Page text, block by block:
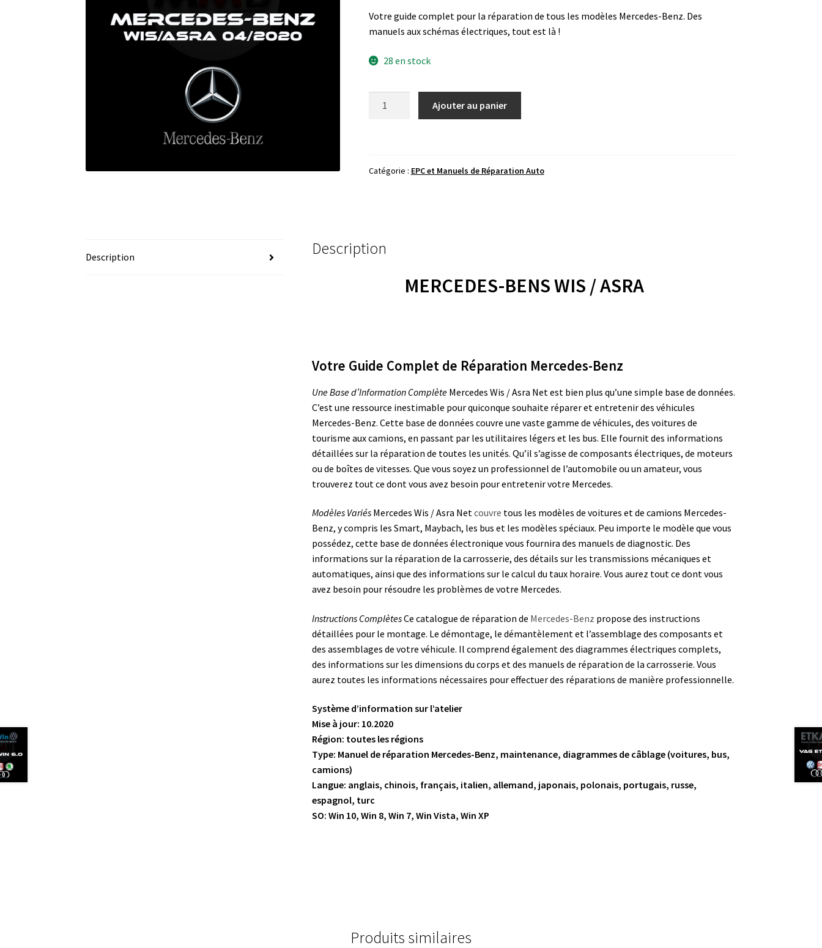
Votre guide complet pour la réparation de tous les modèles Mercedes-Benz. Des
manuels aux schémas électriques, tout est là !
28 en stock
/
Ajouter au panier
Catégorie : EPC et Manuels de Réparation Auto
Description Description
MERCEDES-BENS WIS / ASRA
Votre Guide Complet de Réparation Mercedes-Benz
Une Base d’Information Complète Mercedes Wis / Asra Net est bien plus qu’une simple base de données.
C’est une ressource inestimable pour quiconque souhaite réparer et entretenir des véhicules
Mercedes-Benz. Cette base de données couvre une vaste gamme de véhicules, des voitures de
tourisme aux camions, en passant par les utilitaires légers et les bus. Elle fournit des informations
détaillées sur la réparation de toutes les unités. Qu’il s’agisse de composants électriques, de moteurs
ou de boîtes de vitesses. Que vous soyez un professionnel de l’automobile ou un amateur, vous
trouverez tout ce dont vous avez besoin pour entretenir votre Mercedes.
Modèles Variés Mercedes Wis / Asra Netcouvre tous les modèles de voitures et de camions Mercedes-
Benz, y compris les Smart, Maybach, les bus et les modèles spéciaux. Peu importe le modèle que vous
possédez, cette base de données électronique vous fournira des manuels de diagnostic. Des
informations sur la réparation de la carrosserie, des détails sur les transmissions mécaniques et
automatiques, ainsi que des informations sur le calcul du taux horaire. Vous aurez tout ce dont vous
avez besoin pour résoudre les problèmes de votre Mercedes.
Instructions ComplètesCe catalogue de réparation de Mercedes-Benz propose des instructions
détaillées pour le montage. Le démontage, le démantèlement et l’assemblage des composants et
des assemblages de votre véhicule. Il comprend également des diagrammes électriques complets,
des informations sur les dimensions du corps et des manuels de réparation de la carrosserie. Vous
aurez toutes les informations nécessaires pour effectuer des réparations de manière professionnelle.
Système d’information sur l’atelier
Mise à jour: 10.2020
Région: toutes les régions
Type: Manuel de réparation Mercedes-Benz, maintenance, diagrammes de câblage (voitures, bus,
camions)
Langue: anglais, chinois, français, italien, allemand, japonais, polonais, portugais, russe,
espagnol, turc
SO: Win 10, Win 8, Win 7, Win Vista, Win XP
Produits similaires